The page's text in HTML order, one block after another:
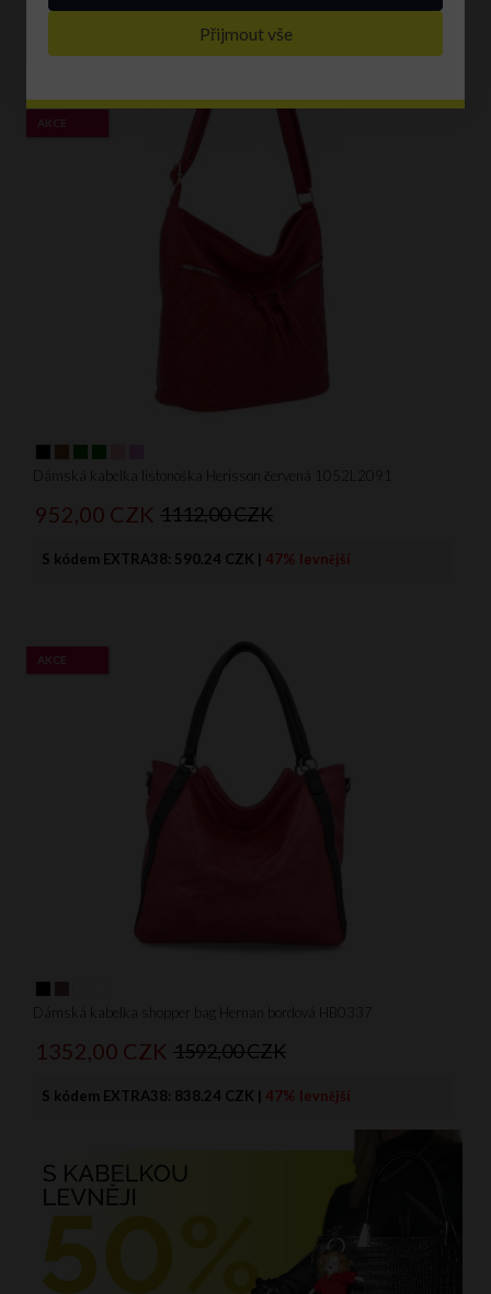
Dámská kabelka listonoška Herisson červená 1052L2091
AKCE
952,00 CZK 1112,00 CZK
S kódem EXTRA38: 590.24 CZK | 47% levnější
Dámská kabelka shopper bag Hernan bordová HB0337
AKCE
1352,00 CZK 1592,00 CZK
S kódem EXTRA38: 838.24 CZK | 47% levnější
Přijmout vše